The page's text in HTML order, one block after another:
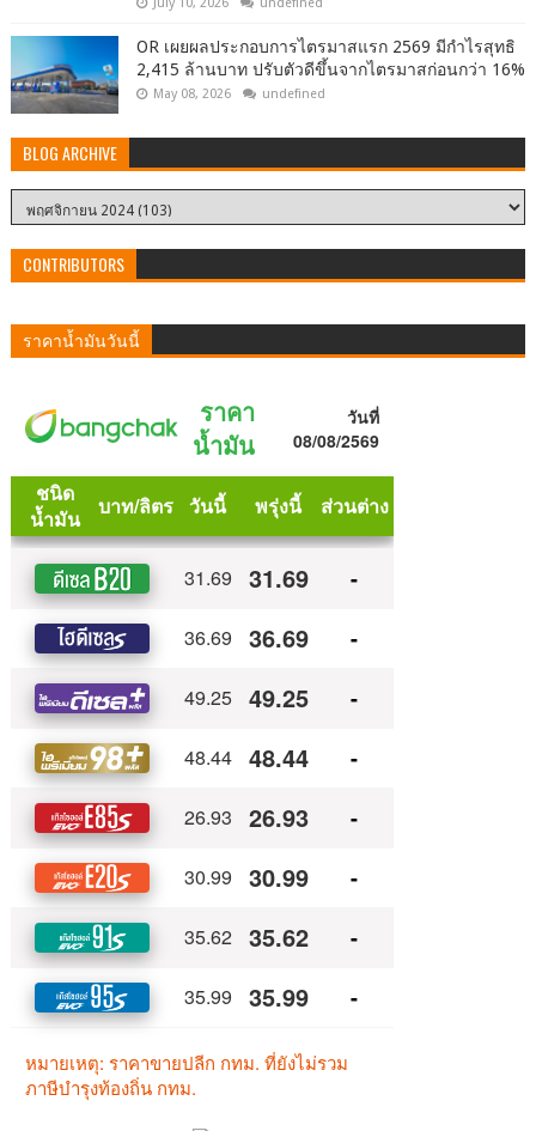
July 10, 2026 undefined
OR เผยผลประกอบการไตรมาสแรก 2569 มีกำไรสุทธิ
2,415 ล้านบาท ปรับตัวดีขึ้นจากไตรมาสก่อนกว่า 16%
May 08, 2026 undefined
BLOG ARCHIVE
CONTRIBUTORS
ราคาน้ำมันวันนี้